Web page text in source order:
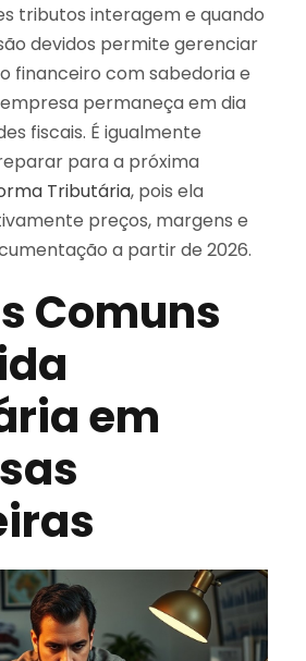
tributos interagem e quando
devidos permite gerenciar
financeiro com sabedoria e
permaneça em dia
fiscais. É igualmente
para a próxima
Tributária, pois ela
preços, margens e
a partir de 2026.
Comuns
em